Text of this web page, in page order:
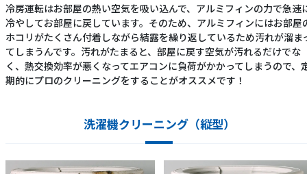
冷房運転はお部屋の熱い空気を吸い込んで、アルミフィンの力で急速
冷やしてお部屋に戻しています。そのため、アルミフィンにはお部屋
ホコリがたくさん付着しながら結露を繰り返しているため汚れが溜ま
てしまうんです。汚れがたまると、部屋に戻す空気が汚れるだけでな
く、熱交換効率が悪くなってエアコンに負荷がかかってしまうので、
期的にプロのクリーニングをすることがオススメです！
洗濯機クリーニング（縦型）